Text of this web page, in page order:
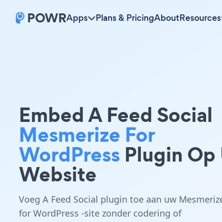
Apps Plans & PricingAboutResources
Embed A Feed Social
Mesmerize For
WordPress Plugin Op
Website
Voeg A Feed Social plugin toe aan uw
for WordPress -site zonder codering of